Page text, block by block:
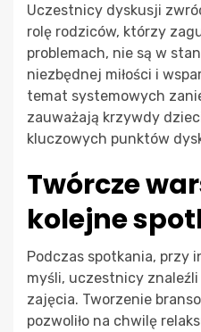
Uczestnicy dyskusji
rolę rodziców, którzy
problemach, nie są w
niezbędnej miłości i
temat systemowych
zauważają krzywdy
kluczowych punktów
Twórcze
kolejne
Podczas spotkania, przy
myśli, uczestnicy
zajęcia. Tworzenie
pozwoliło na chwilę